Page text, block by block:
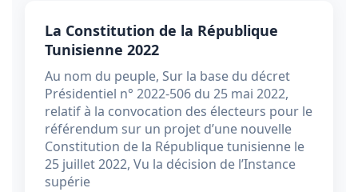
La Constitution de la République
Tunisienne 2022
Au nom du peuple, Sur la base du décret
Présidentiel n° 2022-506 du 25 mai 2022,
relatif à la convocation des électeurs pour le
référendum sur un projet d’une nouvelle
Constitution de la République tunisienne le
25 juillet 2022, Vu la décision de l’Instance
supérie